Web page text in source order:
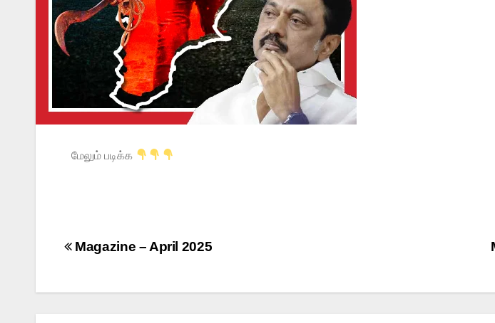
மேலும் படிக்க
Magazine – April 2025